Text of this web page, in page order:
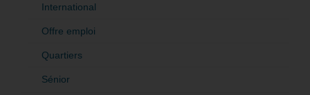
International
Offre emploi
Quartiers
Sénior